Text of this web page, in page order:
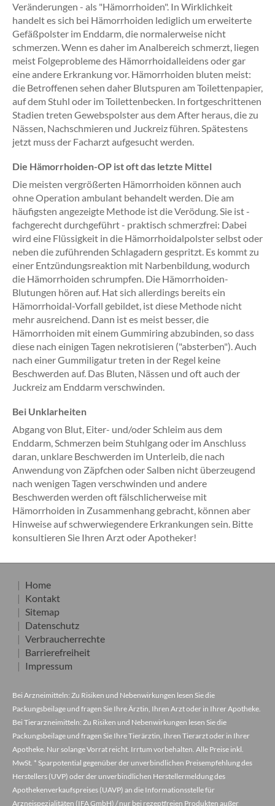
Veränderungen - als "Hämorrhoiden". In Wirklichkeit
handelt es sich bei Hämorrhoiden lediglich um erweiterte
Gefäßpolster im Enddarm, die normalerweise nicht
schmerzen. Wenn es daher im Analbereich schmerzt, liegen
meist Folgeprobleme des Hämorrhoidalleidens oder gar
eine andere Erkrankung vor. Hämorrhoiden bluten meist:
die Betroffenen sehen daher Blutspuren am Toilettenpapier,
auf dem Stuhl oder im Toilettenbecken. In fortgeschrittenen
Stadien treten Gewebspolster aus dem After heraus, die zu
Nässen, Nachschmieren und Juckreiz führen. Spätestens
jetzt muss der Facharzt aufgesucht werden.
Die Hämorrhoiden-OP ist oft das letzte Mittel
Die meisten vergrößerten Hämorrhoiden können auch
ohne Operation ambulant behandelt werden. Die am
häufigsten angezeigte Methode ist die Verödung. Sie ist -
fachgerecht durchgeführt - praktisch schmerzfrei: Dabei
wird eine Flüssigkeit in die Hämorrhoidalpolster selbst oder
neben die zuführenden Schlagadern gespritzt. Es kommt zu
einer Entzündungsreaktion mit Narbenbildung, wodurch
die Hämorrhoiden schrumpfen. Die Hämorrhoiden-
Blutungen hören auf. Hat sich allerdings bereits ein
Hämorrhoidal-Vorfall gebildet, ist diese Methode nicht
mehr ausreichend. Dann ist es meist besser, die
Hämorrhoiden mit einem Gummiring abzubinden, so dass
diese nach einigen Tagen nekrotisieren ("absterben"). Auch
nach einer Gummiligatur treten in der Regel keine
Beschwerden auf. Das Bluten, Nässen und oft auch der
Juckreiz am Enddarm verschwinden.
Bei Unklarheiten
Abgang von Blut, Eiter- und/oder Schleim aus dem
Enddarm, Schmerzen beim Stuhlgang oder im Anschluss
daran, unklare Beschwerden im Unterleib, die nach
Anwendung von Zäpfchen oder Salben nicht überzeugend
nach wenigen Tagen verschwinden und andere
Beschwerden werden oft fälschlicherweise mit
Hämorrhoiden in Zusammenhang gebracht, können aber
Hinweise auf schwerwiegendere Erkrankungen sein. Bitte
konsultieren Sie Ihren Arzt oder Apotheker!
Home
Kontakt
Sitemap
Datenschutz
Verbraucherrechte
Barrierefreiheit
Impressum
Bei Arzneimitteln: Zu Risiken und Nebenwirkungen lesen Sie die
Packungsbeilage und fragen Sie Ihre Ärztin, Ihren Arzt oder in Ihrer Apotheke.
Bei Tierarzneimitteln: Zu Risiken und Nebenwirkungen lesen Sie die
Packungsbeilage und fragen Sie Ihre Tierärztin, Ihren Tierarzt oder in Ihrer
Apotheke. Nur solange Vorrat reicht. Irrtum vorbehalten. Alle Preise inkl.
MwSt. * Sparpotential gegenüber der unverbindlichen Preisempfehlung des
Herstellers (UVP) oder der unverbindlichen Herstellermeldung des
Apothekenverkaufspreises (UAVP) an die Informationsstelle für
Arzneispezialitäten (IFA GmbH) / nur bei rezeptfreien Produkten außer